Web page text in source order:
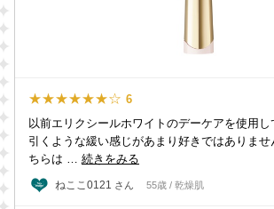
★★★★★★☆ 6
以前エリクシールホワイトのデーケアを使用
引くような緩い感じがあまり好きではありませ
ちらは … 続きをみる
ねここ0121 さん 55歳 / 乾燥肌